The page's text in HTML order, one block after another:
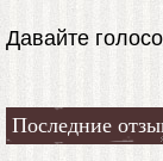
Давайте
Последние